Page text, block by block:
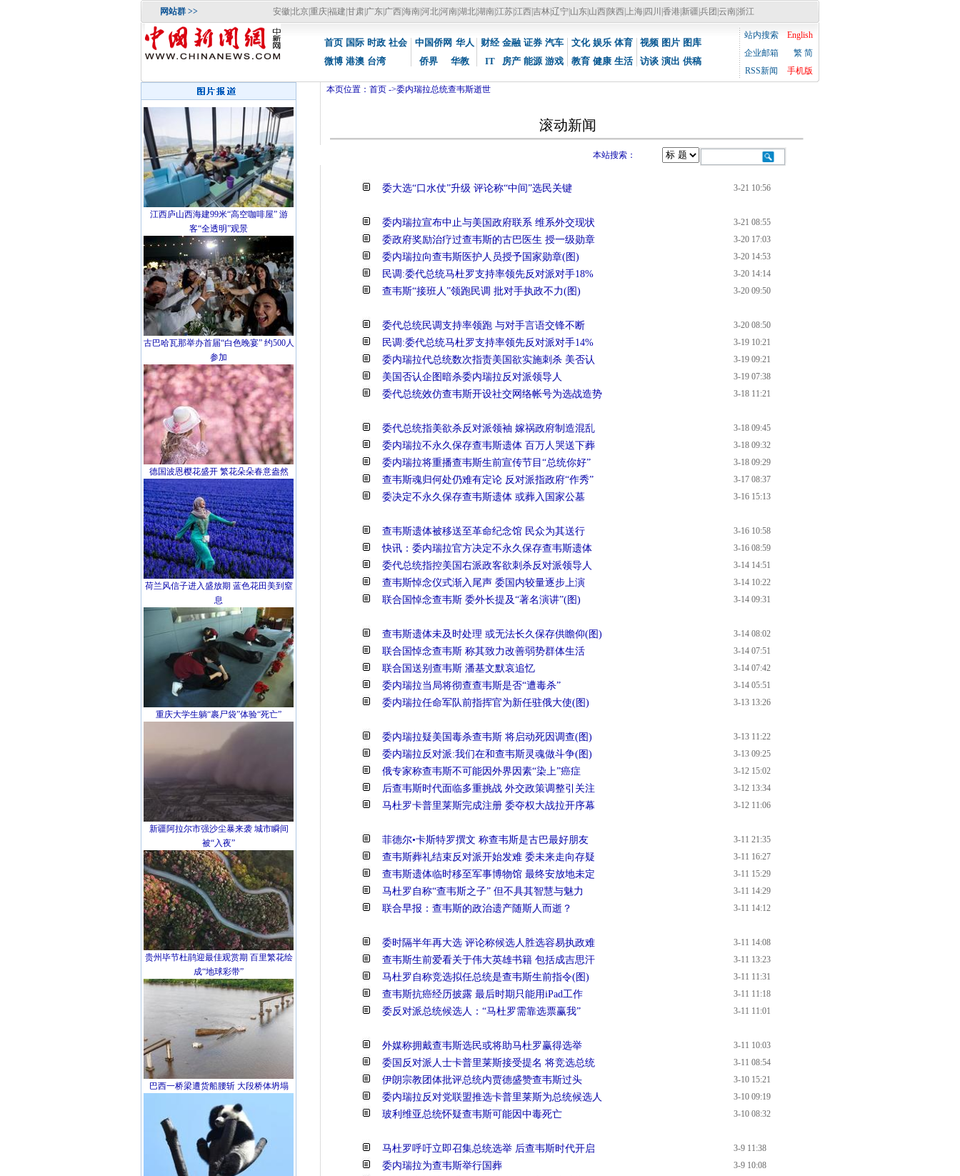
网站群 >> 安徽北京重庆福建 甘肃 广东 广西海南 河北河南 湖北湖南 江苏江西吉林辽宁 山东 山西 陕西 上海 四川 香港 新疆 兵团 云南 浙江
首页 国际 时政 社会
微博 港澳 台湾
中国侨网 华人
侨界
华教
财经 金融 证券 汽车
IT
房产 能源 游戏
文化 娱乐 体育
教育 健康 生活
视频 图片 图库
访谈 演出 供稿
站内搜索
English
企业邮箱
繁 简
RSS新闻
手机版
江西庐山西海建99米“高空咖啡屋” 游
客“全透明”观景
古巴哈瓦那举办首届“白色晚宴” 约500人
参加
德国波恩樱花盛开 繁花朵朵春意盎然
荷兰风信子进入盛放期 蓝色花田美到窒
息
重庆大学生躺“裹尸袋”体验“死亡”
新疆阿拉尔市强沙尘暴来袭 城市瞬间
被“入夜”
贵州毕节杜鹃迎最佳观赏期 百里繁花绘
成“地球彩带”
巴西一桥梁遭货船腰斩 大段桥体坍塌
本页位置： 首页 ->委内瑞拉总统查韦斯逝世
滚动新闻
本站搜索：
委大选“口水仗”升级 评论称“中间”选民关键
委内瑞拉宣布中止与美国政府联系 维系外交现状
委政府奖励治疗过查韦斯的古巴医生 授一级勋章
委内瑞拉向查韦斯医护人员授予国家勋章(图)
民调:委代总统马杜罗支持率领先反对派对手18%
查韦斯“接班人”领跑民调 批对手执政不力(图)
委代总统民调支持率领跑 与对手言语交锋不断
民调:委代总统马杜罗支持率领先反对派对手14%
委内瑞拉代总统数次指责美国欲实施刺杀 美否认
美国否认企图暗杀委内瑞拉反对派领导人
委代总统效仿查韦斯开设社交网络帐号为选战造势
委代总统指美欲杀反对派领袖 嫁祸政府制造混乱
委内瑞拉不永久保存查韦斯遗体 百万人哭送下葬
委内瑞拉将重播查韦斯生前宣传节目“总统你好”
查韦斯魂归何处仍难有定论 反对派指政府“作秀”
委决定不永久保存查韦斯遗体 或葬入国家公墓
查韦斯遗体被移送至革命纪念馆 民众为其送行
快讯：委内瑞拉官方决定不永久保存查韦斯遗体
委代总统指控美国右派政客欲刺杀反对派领导人
查韦斯悼念仪式渐入尾声 委国内较量逐步上演
联合国悼念查韦斯 委外长提及“著名演讲”(图)
查韦斯遗体未及时处理 或无法长久保存供瞻仰(图)
联合国悼念查韦斯 称其致力改善弱势群体生活
联合国送别查韦斯 潘基文默哀追忆
委内瑞拉当局将彻查查韦斯是否“遭毒杀”
委内瑞拉任命军队前指挥官为新任驻俄大使(图)
委内瑞拉疑美国毒杀查韦斯 将启动死因调查(图)
委内瑞拉反对派:我们在和查韦斯灵魂做斗争(图)
俄专家称查韦斯不可能因外界因素“染上”癌症
后查韦斯时代面临多重挑战 外交政策调整引关注
马杜罗卡普里莱斯完成注册 委夺权大战拉开序幕
菲德尔•卡斯特罗撰文 称查韦斯是古巴最好朋友
查韦斯葬礼结束反对派开始发难 委未来走向存疑
查韦斯遗体临时移至军事博物馆 最终安放地未定
马杜罗自称“查韦斯之子” 但不具其智慧与魅力
联合早报：查韦斯的政治遗产随斯人而逝？
委时隔半年再大选 评论称候选人胜选容易执政难
查韦斯生前爱看关于伟大英雄书籍 包括成吉思汗
马杜罗自称竞选拟任总统是查韦斯生前指令(图)
查韦斯抗癌经历披露 最后时期只能用iPad工作
委反对派总统候选人：“马杜罗需靠选票赢我”
外媒称拥戴查韦斯选民或将助马杜罗赢得选举
委国反对派人士卡普里莱斯接受提名 将竞选总统
伊朗宗教团体批评总统内贾德盛赞查韦斯过头
委内瑞拉反对党联盟推选卡普里莱斯为总统候选人
玻利维亚总统怀疑查韦斯可能因中毒死亡
马杜罗呼吁立即召集总统选举 后查韦斯时代开启
委内瑞拉为查韦斯举行国葬
3-21 10:56
3-21 08:55
3-20 17:03
3-20 14:53
3-20 14:14
3-20 09:50
3-20 08:50
3-19 10:21
3-19 09:21
3-19 07:38
3-18 11:21
3-18 09:45
3-18 09:32
3-18 09:29
3-17 08:37
3-16 15:13
3-16 10:58
3-16 08:59
3-14 14:51
3-14 10:22
3-14 09:31
3-14 08:02
3-14 07:51
3-14 07:42
3-14 05:51
3-13 13:26
3-13 11:22
3-13 09:25
3-12 15:02
3-12 13:34
3-12 11:06
3-11 21:35
3-11 16:27
3-11 15:29
3-11 14:29
3-11 14:12
3-11 14:08
3-11 13:23
3-11 11:31
3-11 11:18
3-11 11:01
3-11 10:03
3-11 08:54
3-10 15:21
3-10 09:19
3-10 08:32
3-9 11:38
3-9 10:08